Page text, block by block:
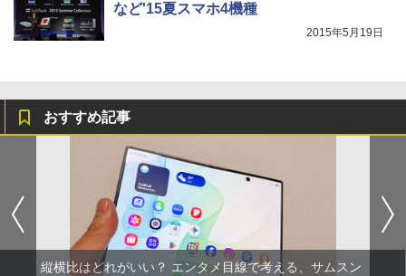
など'15夏スマホ4機種
2015年5月19日
おすすめ記事
縦横比はどれがいい？ エンタメ目線で考える、サムスン